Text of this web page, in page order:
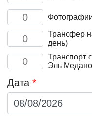
OWD
course
Количество
товара
Pictures
Фотографии
Количество
товара
Pick
in
the
South
(per
person/per
day)
Трансфер
день)
Количество
товара
up
from
Playa
Транспорт
Эль
Дата *